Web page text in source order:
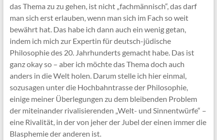
das Thema zu zu gehen, ist nicht „fachmännisch“, das darf
man sich erst erlauben, wenn man sich im Fach so weit
bewährt hat. Das habe ich dann auch ein wenig getan,
indem ich mich zur Expertin für deutsch-jüdische
Philosophie des 20. Jahrhunderts gemacht habe. Das ist
ganz okay so – aber ich möchte das Thema doch auch
anders in die Welt holen. Darum stelle ich hier einmal,
sozusagen unter die Hochbahntrasse der Philosophie,
einige meiner Überlegungen zu dem bleibenden Problem
der miteinander rivalisierenden „Welt- und Sinnentwürfe“ –
eine Rivalität, in der von jeher der Jubel der einen immer die
Blasphemie der anderen ist.